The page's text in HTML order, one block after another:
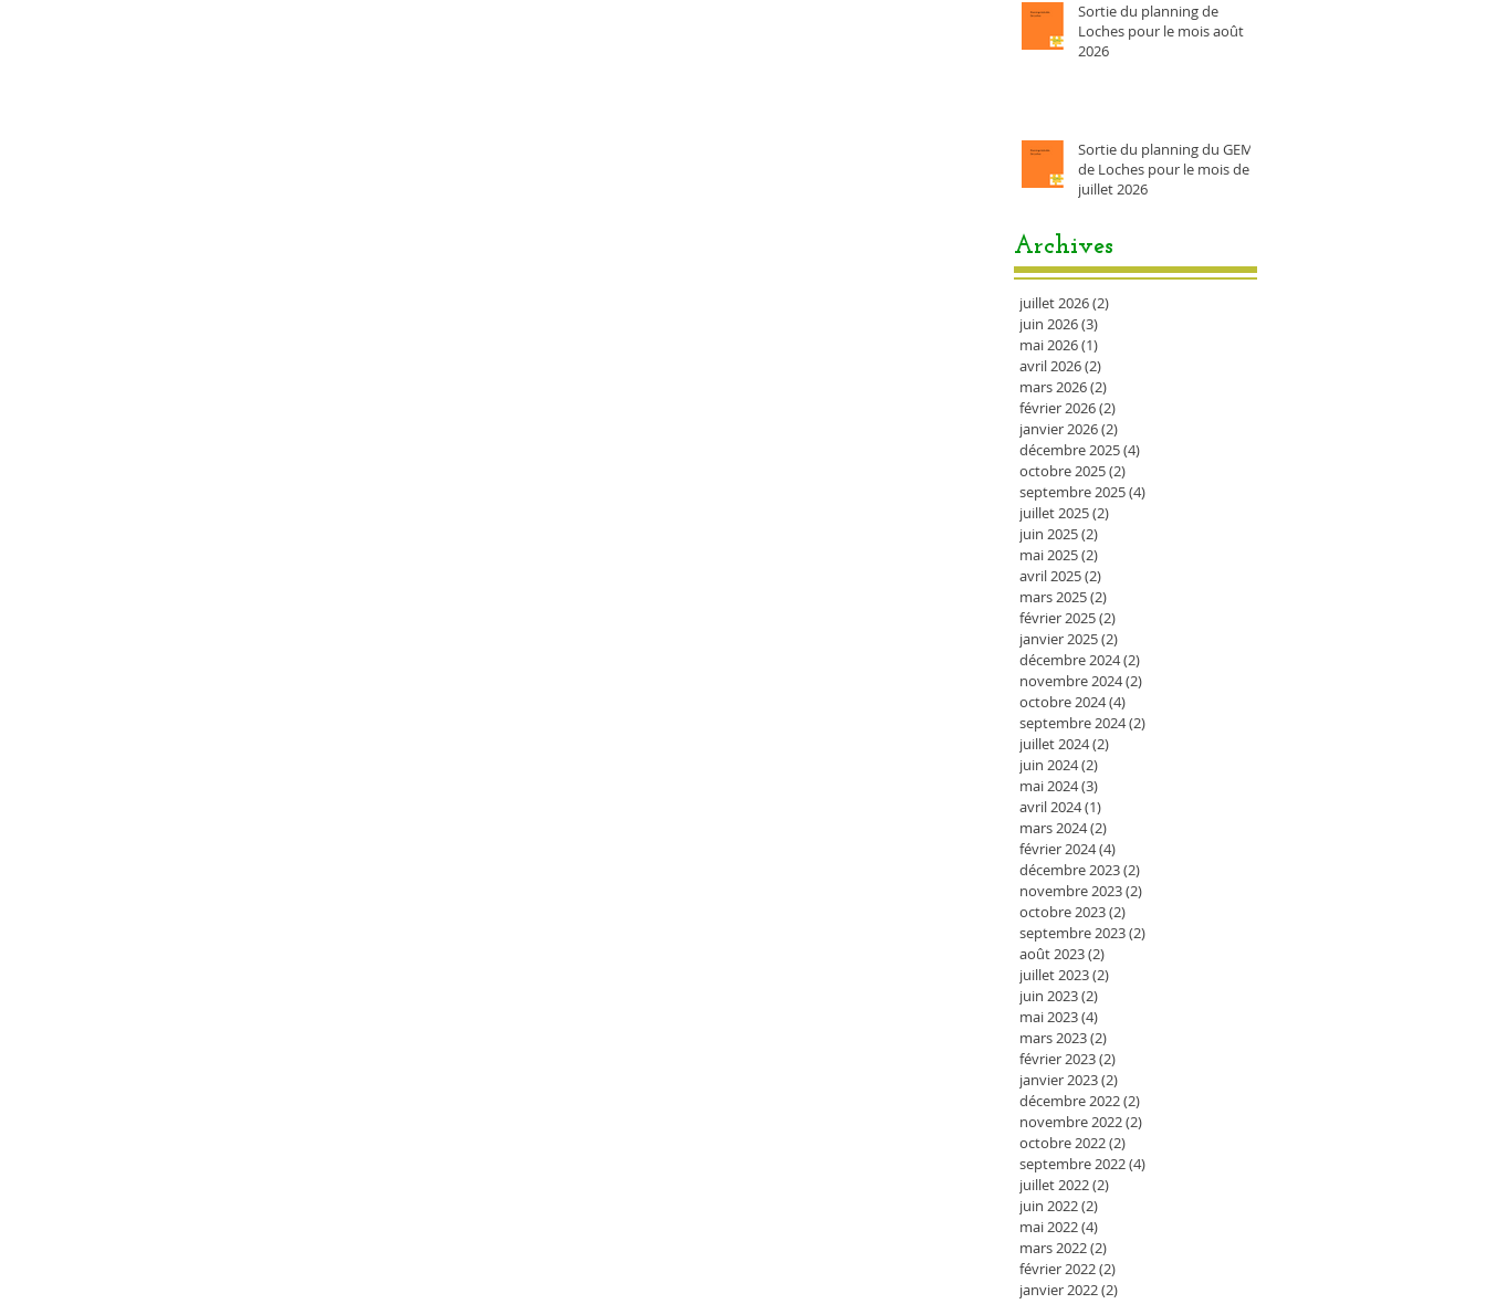
Sortie du planning de
Loches pour le mois août
2026
Sortie du planning du GEM
de Loches pour le mois de
juillet 2026
Archives
juillet 2026(2)
juin 2026(3)
mai 2026(1)
avril 2026(2)
mars 2026(2)
février 2026(2)
janvier 2026(2)
décembre 2025(4)
octobre 2025(2)
septembre 2025(4)
juillet 2025(2)
juin 2025(2)
mai 2025(2)
avril 2025(2)
mars 2025(2)
février 2025(2)
janvier 2025(2)
décembre 2024(2)
novembre 2024(2)
octobre 2024(4)
septembre 2024(2)
juillet 2024(2)
juin 2024(2)
mai 2024(3)
avril 2024(1)
mars 2024(2)
février 2024(4)
décembre 2023(2)
novembre 2023(2)
octobre 2023(2)
septembre 2023(2)
août 2023(2)
juillet 2023(2)
juin 2023(2)
mai 2023(4)
mars 2023(2)
février 2023(2)
janvier 2023(2)
décembre 2022(2)
novembre 2022(2)
octobre 2022(2)
septembre 2022(4)
juillet 2022(2)
juin 2022(2)
mai 2022(4)
mars 2022(2)
février 2022(2)
janvier 2022(2)